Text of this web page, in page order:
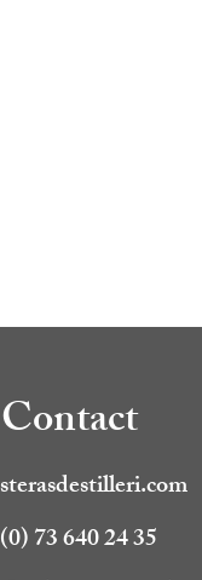
Contact
73 640 24 35